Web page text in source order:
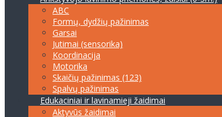
ABC
Formų, dydžių pažinimas
Garsai
Jutimai (sensorika)
Koordinacija
Motorika
Skaičių pažinimas (123)
Spalvų pažinimas
Edukaciniai ir lavinamieji žaidimai
Aktyvūs žaidimai